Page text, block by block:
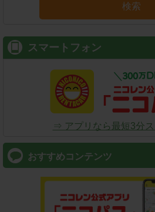
検索
スマートフォン
⇒ アプリなら最短3分ス
おすすめコンテンツ